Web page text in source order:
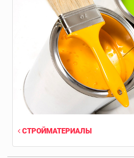
СТРОЙМАТЕРИАЛЫ